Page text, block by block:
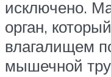
исключено.
орган,
влагалищем
мышечной